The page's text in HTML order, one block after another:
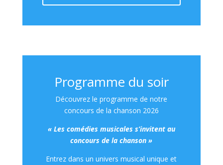
Programme du soir
Découvrez le programme de notre
concours de la chanson 2026
« Les comédies musicales s’invitent au
concours de la chanson »
Entrez dans un univers musical unique et